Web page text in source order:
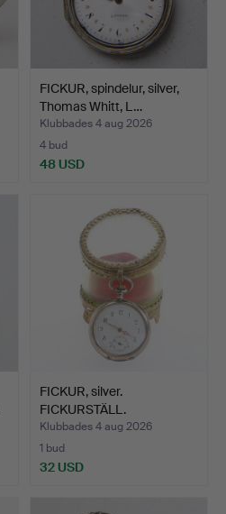
FICKUR, spindelur, silver,
Thomas Whitt, L…
Klubbades 4 aug 2026
4 bud
48 USD
FICKUR, silver.
FICKURSTÄLL.
Klubbades 4 aug 2026
1 bud
32 USD